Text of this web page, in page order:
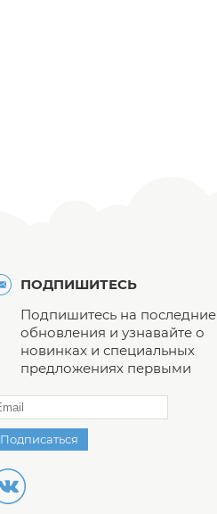
ПОДПИШИТЕСЬ
Подпишитесь на последние
обновления и узнавайте о
новинках и специальных
предложениях первыми
Подписаться